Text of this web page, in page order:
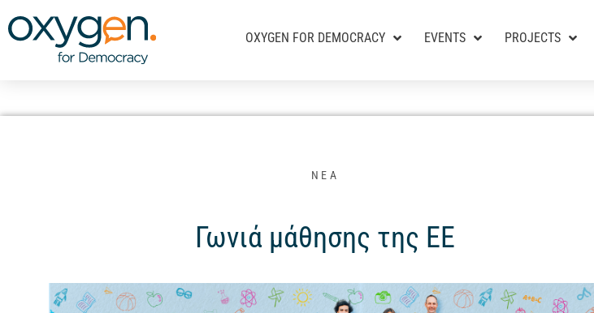
στο
περιεχόμενο
OXYGEN FOR DEMOCRACY EVENTS PROJECTS
ΝΕΑ
Γωνιά μάθησης της ΕΕ